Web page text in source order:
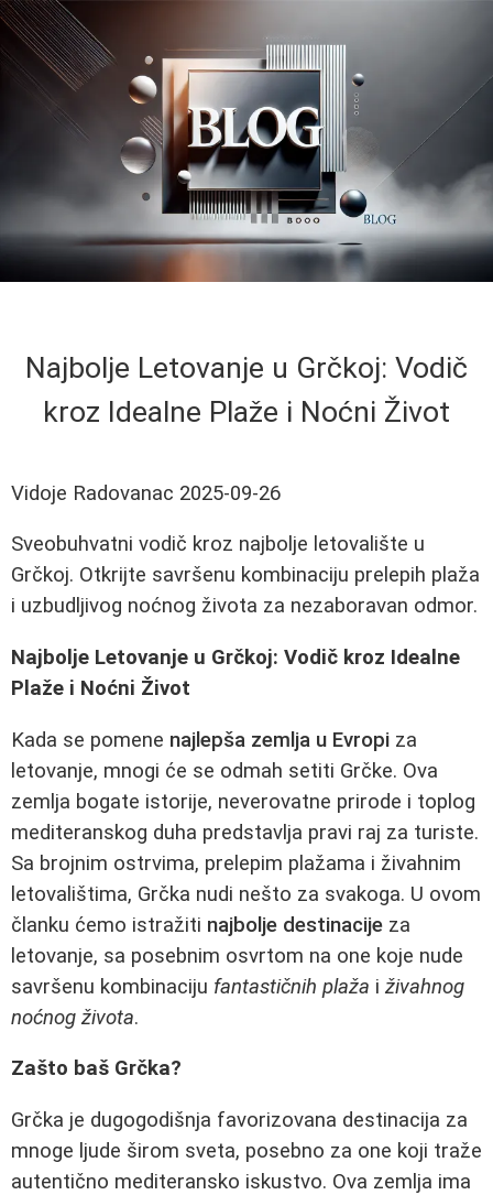
Najbolje Letovanje u Grčkoj: Vodič
kroz Idealne Plaže i Noćni Život
Vidoje Radovanac 2025-09-26
Sveobuhvatni vodič kroz najbolje letovalište u
Grčkoj. Otkrijte savršenu kombinaciju prelepih plaža
i uzbudljivog noćnog života za nezaboravan odmor.
Najbolje Letovanje u Grčkoj: Vodič kroz Idealne
Plaže i Noćni Život
Kada se pomene najlepša zemlja u Evropi za
letovanje, mnogi će se odmah setiti Grčke. Ova
zemlja bogate istorije, neverovatne prirode i toplog
mediteranskog duha predstavlja pravi raj za turiste.
Sa brojnim ostrvima, prelepim plažama i živahnim
letovalištima, Grčka nudi nešto za svakoga. U ovom
članku ćemo istražiti najbolje destinacije za
letovanje, sa posebnim osvrtom na one koje nude
savršenu kombinaciju fantastičnih plaža i živahnog
noćnog života.
Zašto baš Grčka?
Grčka je dugogodišnja favorizovana destinacija za
mnoge ljude širom sveta, posebno za one koji traže
autentično mediteransko iskustvo. Ova zemlja ima